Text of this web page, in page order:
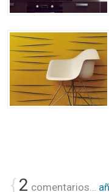
{2 comentarios…